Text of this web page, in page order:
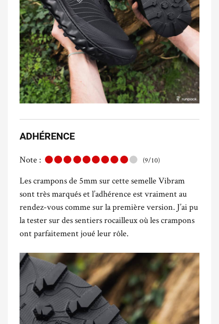
ADHÉRENCE
Note : (9/10)
Les crampons de 5mm sur cette semelle Vibram
sont très marqués et l’adhérence est vraiment au
rendez-vous comme sur la première version. J’ai pu
la tester sur des sentiers rocailleux où les crampons
ont parfaitement joué leur rôle.